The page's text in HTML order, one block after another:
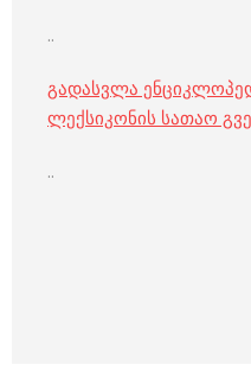
..
გადასვლა
ლექსიკონის სათაო
..